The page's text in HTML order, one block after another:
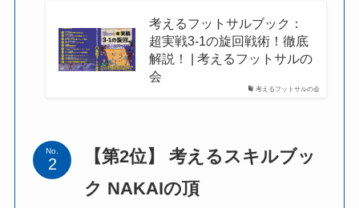
考えるフットサルの会
考えるフットサルブック：
超実戦3-1の旋回戦術！徹底
解説！ | 考えるフットサルの
会
No.
【第2位】 考えるスキルブッ
ク NAKAIの頂